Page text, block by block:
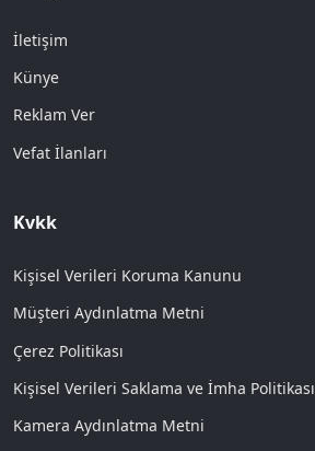
İletişim
Künye
Reklam Ver
Vefat İlanları
Kvkk
Kişisel Verileri Koruma Kanunu
Müşteri Aydınlatma Metni
Çerez Politikası
Kişisel Verileri Saklama ve İmha Politikası
Kamera Aydınlatma Metni